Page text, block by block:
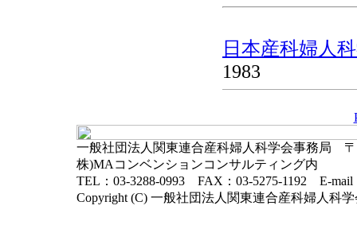
日本産科婦人
1983
一般社団法人関東連合産科婦人科学会事務局 〒
株)MAコンベンションコンサルティング内
TEL：03-3288-0993 FAX：03-5275-1192 E-mail
Copyright (C) 一般社団法人関東連合産科婦人科